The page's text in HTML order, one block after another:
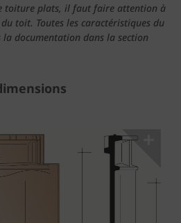
toiture plats, il faut faire attention à
toit. Toutes les caractéristiques du
documentation dans la section